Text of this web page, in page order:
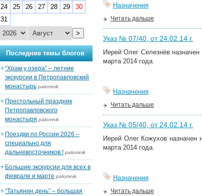
Назначения
Читать дальше
Указ № 07/40, от 24.02.14 г.
Иерей Олег Селезнёв
марта 2014 года.
Назначения
Читать дальше
Указ № 05/40, от 24.02.14 г.
Иерей Олег Кожухов назначен
марта 2014 года.
Назначения
Читать дальше
24
25 26 27 28 29
30
31
>
Последние темы блогов
“Храм у озера” – летние
экскурсии в Петропавловский
монастырь palomnik
Престольный праздник
Петропавловского
монастыря palomnik
Поездки по России 2026 –
специально для
дальневосточников ! palomnik
Большие экскурсии для всех в
феврале и марте palomnik
“Татьянин день” – большая